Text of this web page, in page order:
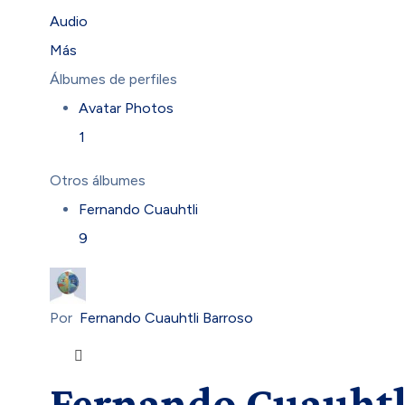
Audio
Más
Álbumes de perfiles
Avatar Photos
1
Otros álbumes
Fernando Cuauhtli
9
Por Fernando Cuauhtli Barroso